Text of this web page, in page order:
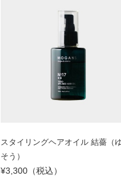
スタイリングヘアオイル 結薔（
そう）
¥3,300（税込）